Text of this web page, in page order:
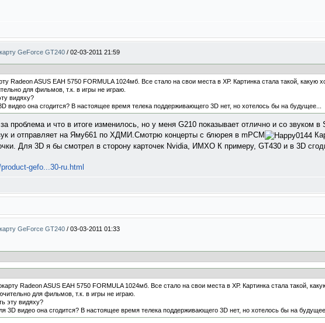
GeForce GT240 / 02-03-2011 21:59
Radeon ASUS EAH 5750 FORMULA 1024мб. Все стало на свои места в ХР. Картинка стала такой, какую
для фильмов, т.к. в игры не играю.
видяху?
видео она сгодится? В настоящее время телека поддерживающего 3D нет, но хотелось бы на будущее...
проблема и что в итоге изменилось, но у меня G210 показывает отлично и со звуком в
и отправляет на Яму661 по ХДМИ.Смотрю концерты с блюрея в mPCM
Для 3D я бы смотрел в сторону карточек Nvidia, ИМХО К примеру, GT430 и в 3D
gefo...30-ru.html
GeForce GT240 / 03-03-2011 01:33
Radeon ASUS EAH 5750 FORMULA 1024мб. Все стало на свои места в ХР. Картинка стала такой,
для фильмов, т.к. в игры не играю.
эту видяху?
3D видео она сгодится? В настоящее время телека поддерживающего 3D нет, но хотелось бы на